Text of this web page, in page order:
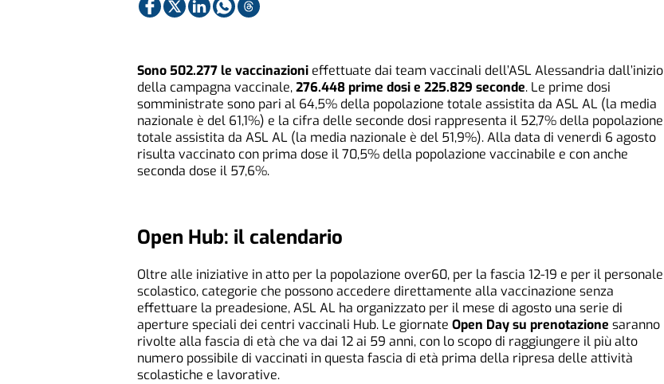
Sono 502.277 le vaccinazioni effettuate dai team vaccinali dell’ASL Alessandria dall’inizio
della campagna vaccinale,276.448 prime dosi e 225.829 seconde. Le prime dosi
somministrate sono pari al 64,5% della popolazione totale assistita da ASL AL (la media
nazionale è del 61,1%) e la cifra delle seconde dosi rappresenta il 52,7% della popolazione
totale assistita da ASL AL (la media nazionale è del 51,9%). Alla data di venerdì 6 agosto
risulta vaccinato con prima dose il 70,5% della popolazione vaccinabile e con anche
seconda dose il 57,6%.
Open Hub: il calendario
Oltre alle iniziative in atto per la popolazione over60, per la fascia 12-19 e per il personale
scolastico, categorie che possono accedere direttamente alla vaccinazione senza
effettuare la preadesione, ASL AL ha organizzato per il mese di agosto una serie di
aperture speciali dei centri vaccinali Hub. Le giornate Open Day su prenotazione saranno
rivolte alla fascia di età che va dai 12 ai 59 anni, con lo scopo di raggiungere il più alto
numero possibile di vaccinati in questa fascia di età prima della ripresa delle attività
scolastiche e lavorative.